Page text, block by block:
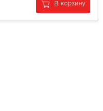
В корзину